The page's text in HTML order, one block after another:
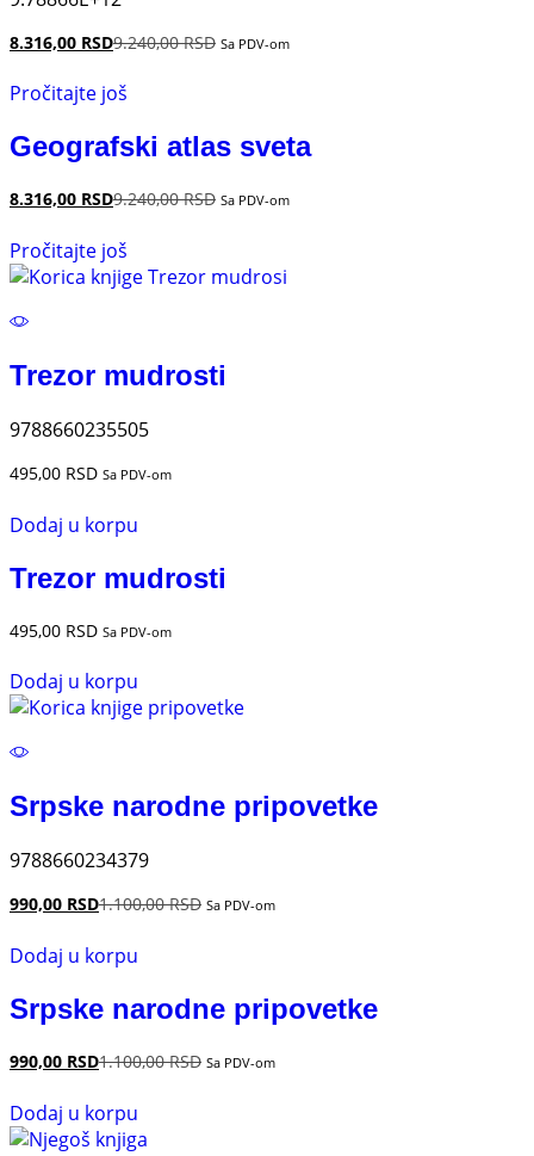
8.316,00 RSD9.240,00RSD Sa PDV-om
Pročitajte još
Geografski atlas sveta
8.316,00 RSD9.240,00RSD Sa PDV-om
Pročitajte još
Trezor mudrosti
9788660235505
495,00 RSD Sa PDV-om
Dodaj u korpu
Trezor mudrosti
495,00 RSD Sa PDV-om
Dodaj u korpu
Srpske narodne pripovetke
9788660234379
990,00 RSD1.100,00RSD Sa PDV-om
Dodaj u korpu
Srpske narodne pripovetke
990,00 RSD1.100,00RSD Sa PDV-om
Dodaj u korpu